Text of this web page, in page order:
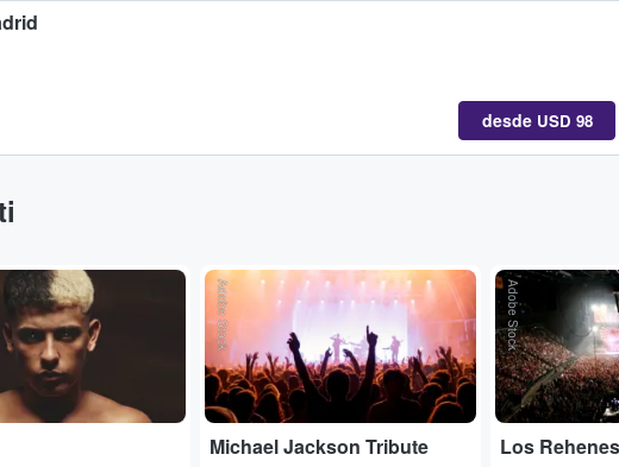
desde USD 98
Adobe Stock
Michael Jackson Tribute
Adobe Stock
Los Rehenes